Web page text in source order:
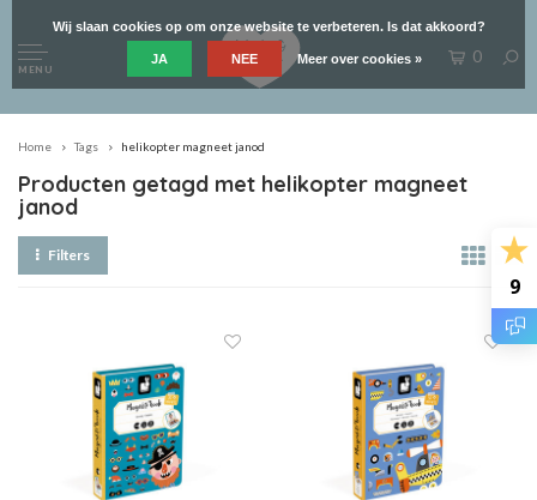
9
MENU
0
Home Tags helikopter magneet janod
Producten getagd met helikopter magneet
janod
Filters
Wij slaan cookies op om onze website te verbeteren. Is dat akkoord?
JA NEE Meer over cookies »